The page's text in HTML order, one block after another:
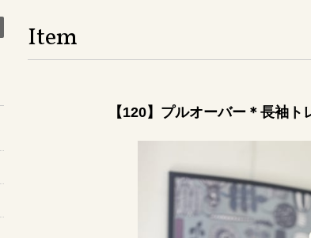
Item
【120】プルオーバー＊長袖